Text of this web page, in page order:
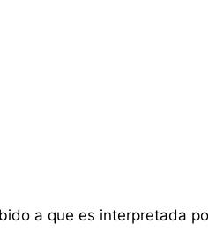
a que es interpretada